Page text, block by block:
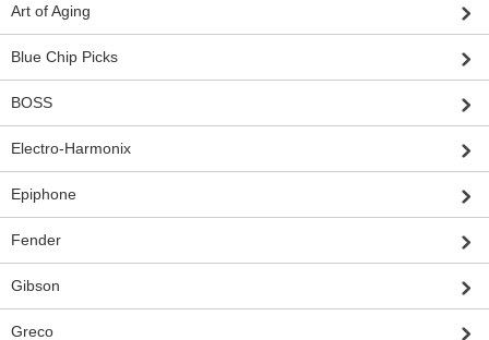
Art of Aging
Blue Chip Picks
BOSS
Electro-Harmonix
Epiphone
Fender
Gibson
Greco